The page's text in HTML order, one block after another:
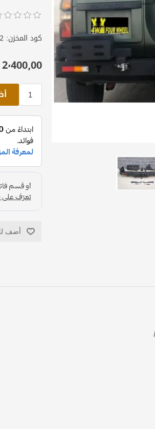
كود المخزن:
2٬400٫00 د.إ.‏
أضف